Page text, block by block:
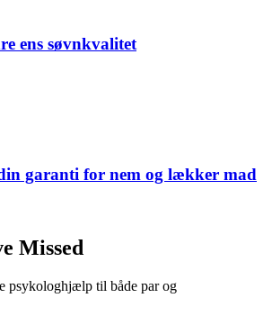
ens søvnkvalitet
garanti for nem og lækker mad
Missed